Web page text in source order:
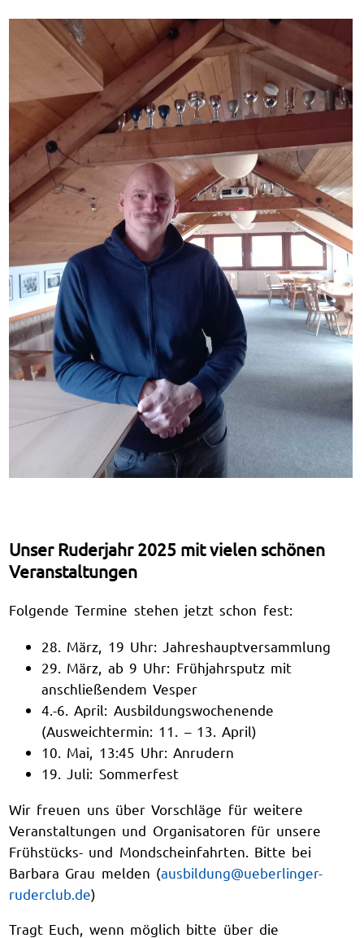
Unser Ruderjahr 2025 mit vielen schönen
Veranstaltungen
Folgende Termine stehen jetzt schon fest:
28. März, 19 Uhr: Jahreshauptversammlung
29. März, ab 9 Uhr: Frühjahrsputz mit
anschließendem Vesper
4.-6. April: Ausbildungswochenende
(Ausweichtermin: 11. – 13. April)
10. Mai, 13:45 Uhr: Anrudern
19. Juli: Sommerfest
Wir freuen uns über Vorschläge für weitere
Veranstaltungen und Organisatoren für unsere
Frühstücks- und Mondscheinfahrten. Bitte bei
Barbara Grau melden (ausbildung@ueberlinger-
ruderclub.de)
Tragt Euch, wenn möglich bitte über die